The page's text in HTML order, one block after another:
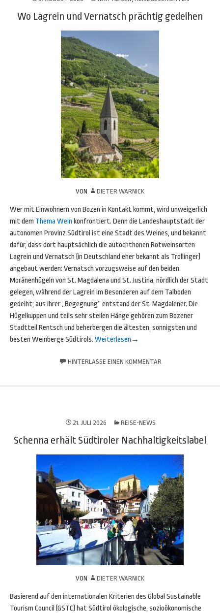
Wo Lagrein und Vernatsch prächtig gedeihen
VON DIETER WARNICK
Wer mit Einwohnern von Bozen in Kontakt kommt, wird unweigerlich
mit dem Thema Wein konfrontiert. Denn die Landeshauptstadt der
autonomen Provinz Südtirol ist eine Stadt des Weines, und bekannt
dafür, dass dort hauptsächlich die autochthonen Rotweinsorten
Lagrein und Vernatsch (in Deutschland eher bekannt als Trollinger)
angebaut werden: Vernatsch vorzugsweise auf den beiden
Moränenhügeln von St. Magdalena und St. Justina, nördlich der Stadt
gelegen, während der Lagrein im Besonderen auf dem Talboden
gedeiht; aus ihrer „Begegnung“ entstand der St. Magdalener. Die
Hügelkuppen und teils sehr steilen Hänge gehören zum Bozener
Stadtteil Rentsch und beherbergen die ältesten, sonnigsten und
besten Weinberge Südtirols. Weiterlesen →
HINTERLASSE EINEN KOMMENTAR
21. JULI 2026 REISE-NEWS
Schenna erhält Südtiroler Nachhaltigkeitslabel
VON DIETER WARNICK
Basierend auf den internationalen Kriterien des Global Sustainable
Tourism Council (GSTC) hat Südtirol ökologische, sozioökonomische